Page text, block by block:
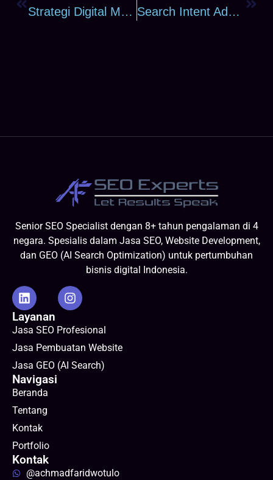
Strategi Digital Marketing UMKM: Urutan Yang Benar, Bukan Sekadar Daftar Channel Search Intent Adalah Fondasi SEO: Kenapa Konten Bagus Bisa Tetap Gagal Ranking
Senior SEO Specialist dengan 8+ tahun pengalaman di 4
negara. Spesialis dalam Jasa SEO, Website Development,
dan GEO (AI Search Optimization) untuk pertumbuhan
bisnis digital Indonesia.
Layanan
Jasa SEO Profesional
Jasa Pembuatan Website
Jasa GEO (AI Search)
Navigasi
Beranda
Tentang
Kontak
Portfolio
Kontak
@achmadfaridwotulo